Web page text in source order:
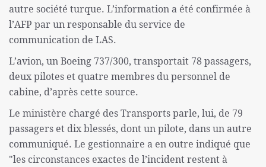
autre société turque. L’information a été confirmée à
l’AFP par un responsable du service de
communication de LAS.
L’avion, un Boeing 737/300, transportait 78 passagers,
deux pilotes et quatre membres du personnel de
cabine, d’après cette source.
Le ministère chargé des Transports parle, lui, de 79
passagers et dix blessés, dont un pilote, dans un autre
communiqué. Le gestionnaire a en outre indiqué que
"les circonstances exactes de l’incident restent à